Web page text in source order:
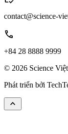
contact@science-
call
+84 28 8888 9999
© 2026 Science
Phát triển bởi
keyboard_arrow_up